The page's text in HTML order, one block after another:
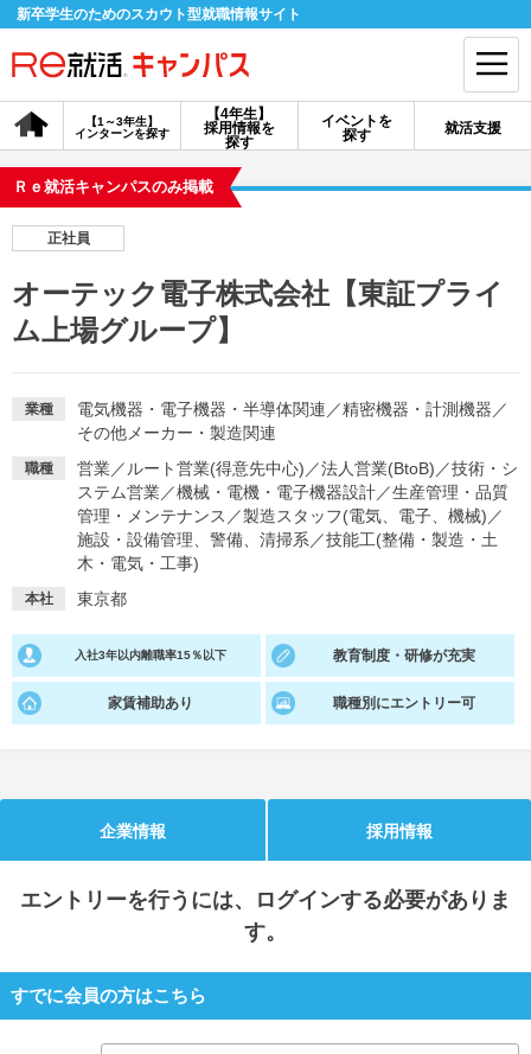
新卒学生のためのスカウト型就職情報サイト
【4年生】
採用情報を
探す
【1～3年生】
インターンを探す
イベントを
探す
就活支援
会員登録 ログイン
探す
【4年生】
イベントを探す スカウト
就活ノウハウ・サポート
就活支援
就活ノウハウが満載！
適職診断
あなたに合う仕事を診断！
就活チャンネル
動画で対策講座をチェック
Ｒｅ就活キャンパスのみ掲載
正社員
オーテック電子株式会社【東証プライ
ム上場グループ】
業種 電気機器・電子機器・半導体関連 ／精密機器・計測機器 ／
その他メーカー・製造関連
職種 営業／ ルート営業(得意先中心) ／法人営業(BtoB) ／技術・シ
ステム営業／機械・電機・電子機器設計／生産管理・品質
管理・メンテナンス ／製造スタッフ(電気、電子、機械) ／
施設・設備管理、警備、清掃系 ／技能工(整備・製造・土
木・電気・工事)
本社 東京都
入社3年以内離職率15％以下 教育制度・研修が充実
家賃補助あり 職種別にエントリー可
企業情報 採用情報
エントリーを行うには、ログインする必要がありま
す。
すでに会員の方はこちら